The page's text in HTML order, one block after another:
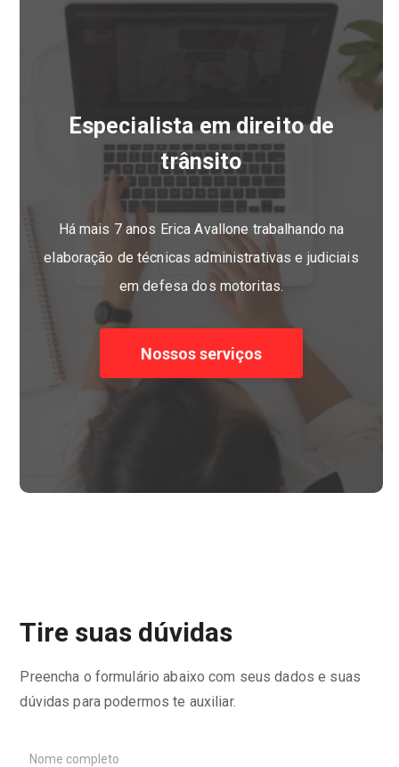
Especialista em direito de
trânsito
Há mais 7 anos Erica Avallone trabalhando na
elaboração de técnicas administrativas e judiciais
em defesa dos motoritas.
Nossos serviços
Tire suas dúvidas
Preencha o formulário abaixo com seus dados e suas
dúvidas para podermos te auxiliar.
Nome completo